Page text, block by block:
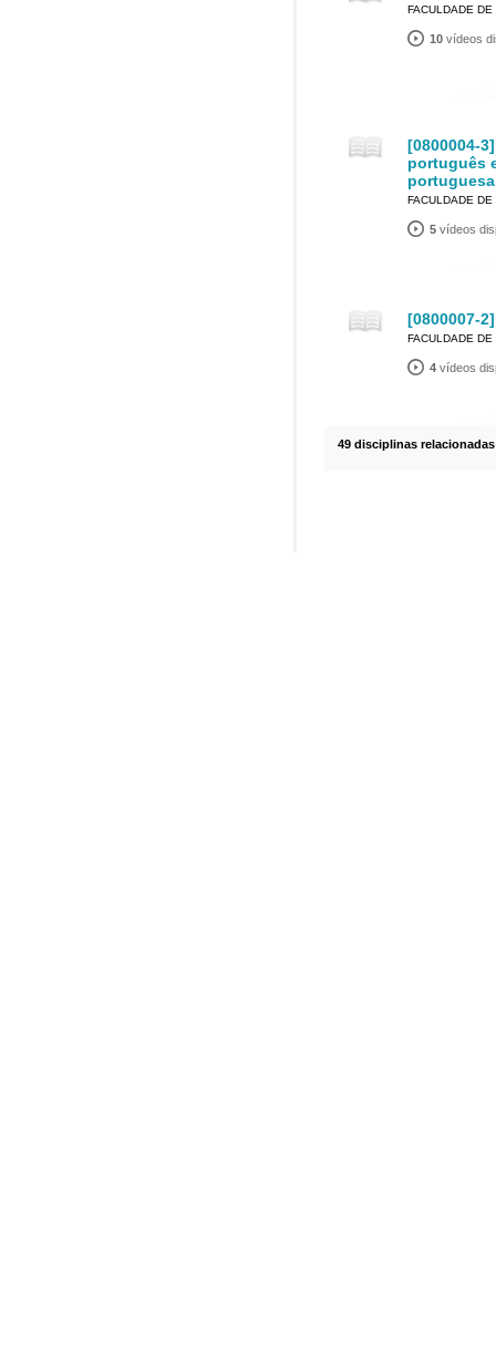
FACULDADE
10 vídeos
[0800004-
português
portuguesa
FACULDADE
5 vídeos
[0800007-
FACULDADE
4 vídeos
49 disciplinas